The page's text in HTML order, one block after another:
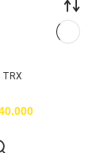
TRX ایرانی